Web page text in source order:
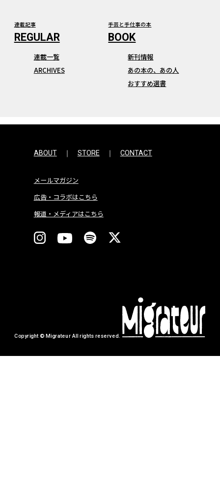
連載記事
連載一覧
ARCHIVES
手芸と手仕事の本
新刊情報
あの本の、あの人
おすすめ選書
ABOUT STORE CONTACT
メールマガジン
広告・コラボはこちら
報道・メディアはこちら
Copyright © Migrateur All rights reserved.